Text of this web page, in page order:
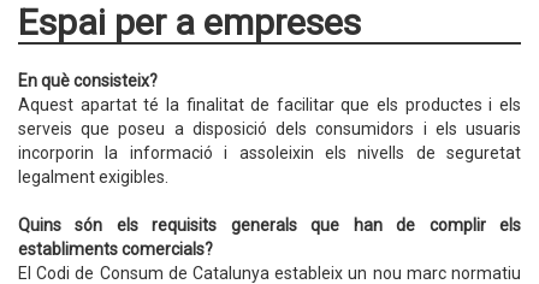
Espai per a empreses
En què consisteix?
Aquest apartat té la finalitat de facilitar que els productes i els
serveis que poseu a disposició dels consumidors i els usuaris
incorporin la informació i assoleixin els nivells de seguretat
legalment exigibles.
Quins són els requisits generals que han de complir els
establiments comercials?
El Codi de Consum de Catalunya estableix un nou marc normatiu